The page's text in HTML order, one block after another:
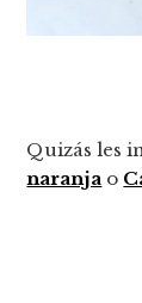
Quizás les
naranja o